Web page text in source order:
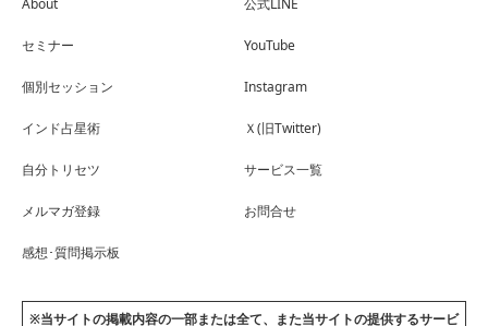
セミナー
個別セッション
インド占星術
自分トリセツ
メルマガ登録
感想･質問掲示板
YouTube
Instagram
Ｘ(旧Twitter)
サービス一覧
お問合せ
※当サイトの掲載内容の一部または全て、また当サイトの提供するサービ